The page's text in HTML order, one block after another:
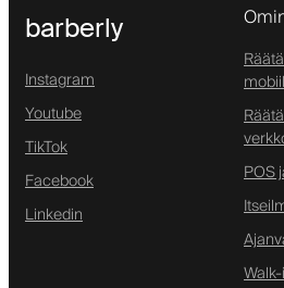
barberly
Instagram
Youtube
TikTok
Facebook
Linkedin
POS